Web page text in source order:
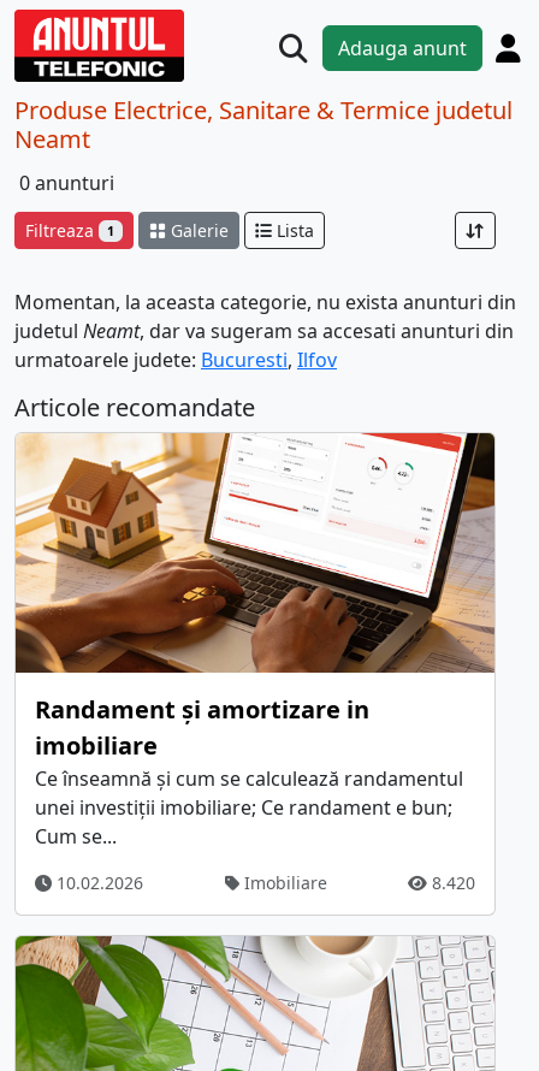
Adauga anunt
Produse Electrice, Sanitare & Termice judetul
Neamt
0 anunturi
Filtreaza 1 Galerie Lista
Momentan, la aceasta categorie, nu exista anunturi din
judetul Neamt, dar va sugeram sa accesati anunturi din
urmatoarele judete: Bucuresti, Ilfov
Articole recomandate
Randament și amortizare in
imobiliare
Ce înseamnă și cum se calculează randamentul
unei investiții imobiliare; Ce randament e bun;
Cum se...
10.02.2026 Imobiliare 8.420